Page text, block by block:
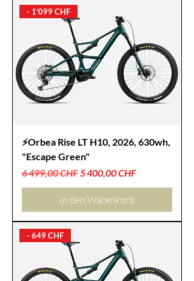
- 1'099 CHF
⚡Orbea Rise LT H10, 2026, 630wh,
"Escape Green"
Standardpreis
6 499,00 CHF Sale-Preis
5 400,00 CHF
In den Warenkorb
- 649 CHF